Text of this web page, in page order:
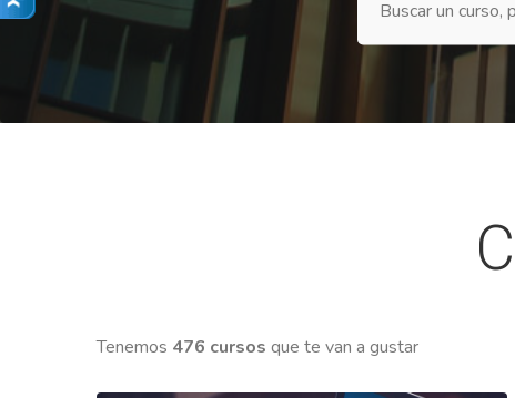
Tenemos 476 cursos que te van a gustar